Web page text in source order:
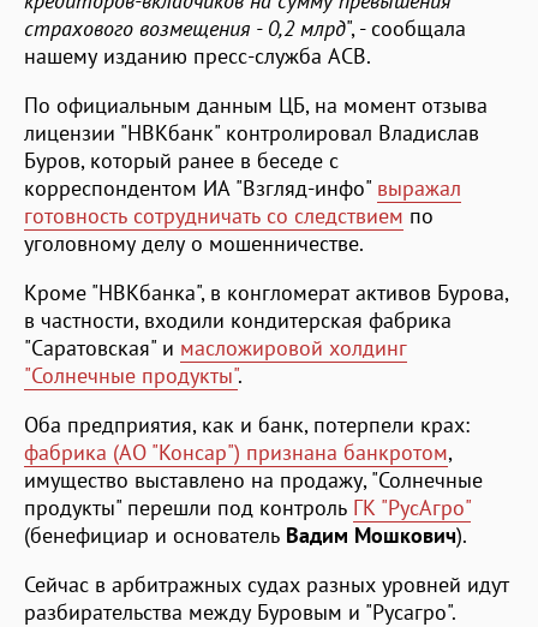
страхового возмещения - 0,2 млрд", - сообщала
нашему изданию пресс-служба АСВ.
По официальным данным ЦБ, на момент отзыва
лицензии "НВКбанк" контролировал Владислав
Буров, который ранее в беседе с
корреспондентом ИА "Взгляд-инфо" выражал
готовность сотрудничать со следствием по
уголовному делу о мошенничестве.
Кроме "НВКбанка", в конгломерат активов Бурова,
в частности, входили кондитерская фабрика
"Саратовская" и масложировой холдинг
"Солнечные продукты".
Оба предприятия, как и банк, потерпели крах:
фабрика (АО "Консар") признана банкротом,
имущество выставлено на продажу, "Солнечные
продукты" перешли под контроль ГК "РусАгро"
(бенефициар и основатель Вадим Мошкович).
Сейчас в арбитражных судах разных уровней идут
разбирательства между Буровым и "Русагро".